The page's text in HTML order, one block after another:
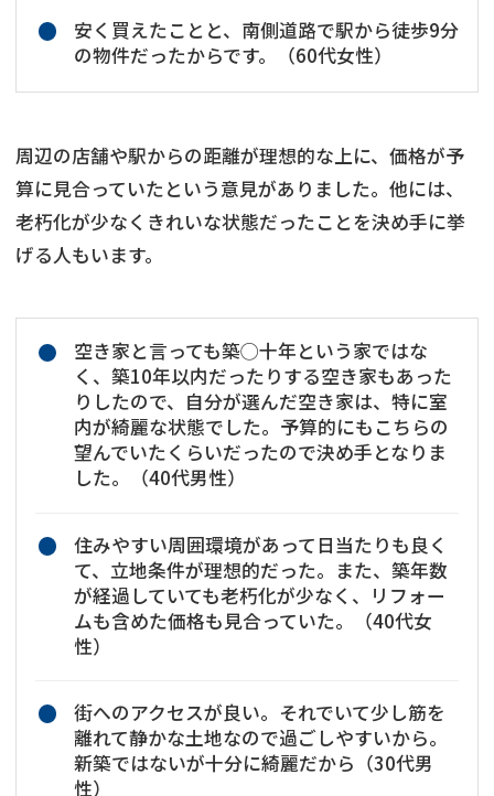
安く買えたことと、南側道路で駅から徒歩9分
の物件だったからです。（60代女性）
周辺の店舗や駅からの距離が理想的な上に、価格が予
算に見合っていたという意見がありました。他には、
老朽化が少なくきれいな状態だったことを決め手に挙
げる人もいます。
空き家と言っても築◯十年という家ではな
く、築10年以内だったりする空き家もあった
りしたので、自分が選んだ空き家は、特に室
内が綺麗な状態でした。予算的にもこちらの
望んでいたくらいだったので決め手となりま
した。（40代男性）
住みやすい周囲環境があって日当たりも良く
て、立地条件が理想的だった。また、築年数
が経過していても老朽化が少なく、リフォー
ムも含めた価格も見合っていた。（40代女
性）
街へのアクセスが良い。それでいて少し筋を
離れて静かな土地なので過ごしやすいから。
新築ではないが十分に綺麗だから（30代男
性）